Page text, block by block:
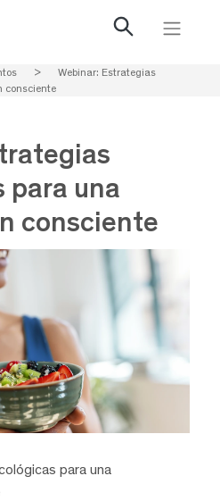
>
Webinar: Estrategias
consciente
para una
consciente
para una